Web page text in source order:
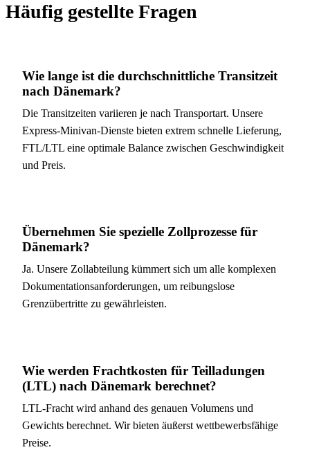
Häufig gestellte Fragen
Wie lange ist die durchschnittliche Transitzeit
nach Dänemark?
Die Transitzeiten variieren je nach Transportart. Unsere
Express-Minivan-Dienste bieten extrem schnelle Lieferung,
FTL/LTL eine optimale Balance zwischen Geschwindigkeit
und Preis.
Übernehmen Sie spezielle Zollprozesse für
Dänemark?
Ja. Unsere Zollabteilung kümmert sich um alle komplexen
Dokumentationsanforderungen, um reibungslose
Grenzübertritte zu gewährleisten.
Wie werden Frachtkosten für Teilladungen
(LTL) nach Dänemark berechnet?
LTL-Fracht wird anhand des genauen Volumens und
Gewichts berechnet. Wir bieten äußerst wettbewerbsfähige
Preise.